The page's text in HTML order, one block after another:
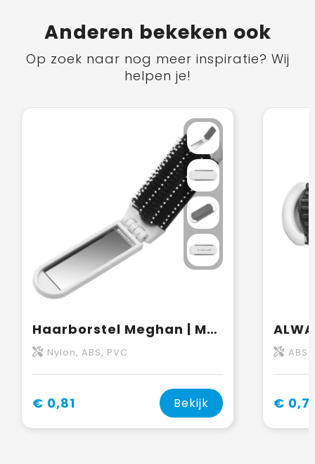
Anderen bekeken ook
Op zoek naar nog meer inspiratie? Wij
helpen je!
Haarborstel Meghan | Met spiegel
Nylon, ABS, PVC
€ 0,81 Bekijk
ABS
€